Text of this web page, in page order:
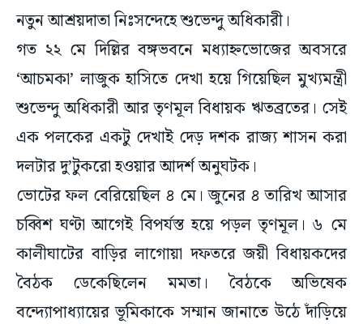
গত ২২ মে দিল্লির বঙ্গভবনে মধ্যাহ্নভোজের অবসরে
‘আচমকা’ লাজুক হাসিতে দেখা হয়ে গিয়েছিল মুখ্যমন্ত্রী
শুভেন্দু অধিকারী আর তৃণমূল বিধায়ক ঋতব্রতের। সেই
এক পলকের একটু দেখাই দেড় দশক রাজ্য শাসন করা
দলটার দু’টুকরো হওয়ার আদর্শ অনুঘটক।
ভোটের ফল বেরিয়েছিল ৪ মে। জুনের ৪ তারিখ আসার
চব্বিশ ঘণ্টা আগেই বিপর্যস্ত হয়ে পড়ল তৃণমূল। ৬ মে
কালীঘাটের বাড়ির লাগোয়া দফতরে জয়ী বিধায়কদের
বৈঠক ডেকেছিলেন মমতা। বৈঠকে অভিষেক
বন্দ্যোপাধ্যায়ের ভূমিকাকে সম্মান জানাতে উঠে দাঁড়িয়ে
অভিনন্দন জানাতে নির্দেশ দিয়েছিলেন দলনেত্রী, যা